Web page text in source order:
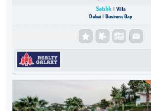
Satılık
Villa
Dubai
Business Bay